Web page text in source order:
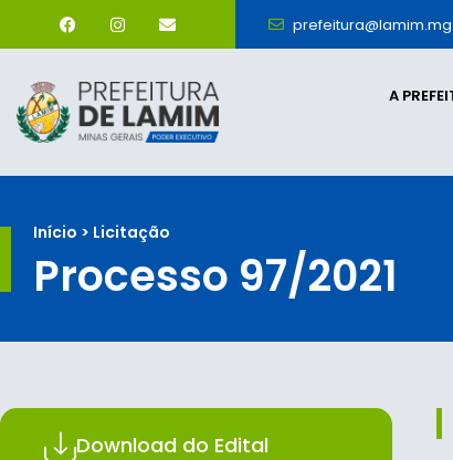
A
Início > Licitação
Processo 97/2021
Download do Edital